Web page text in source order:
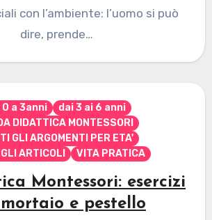
con l’ambiente: l’uomo si può
dire, prende…
0 a 3anni
dai 3 ai 6 anni
DIDATTICA MONTESSORI
GLI ARGOMENTI PER ETA'
ARTICOLI
VITA PRATICA
Montessori: esercizi
e pestello